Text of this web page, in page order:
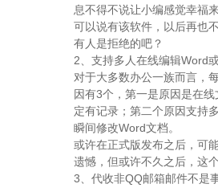
息不得不说让小编感觉幸福
可以说有该软件，以后再也
有人是拒绝的吧？
2、支持多人在线编辑Word
对于大多数办公一族而言，
因有3个，第一是原因是在
定有记录；第二个原因支持
瞬间修改Word文档。
或许在正式版发布之后，可
遗憾，但或许不久之后，这
3、代收非QQ邮箱邮件不是